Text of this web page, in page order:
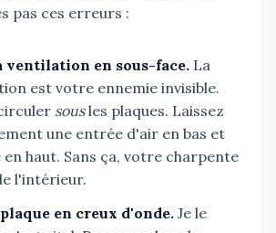
pas ces erreurs :
ventilation en sous-face. La
est votre ennemie invisible.
sousles plaques. Laissez
une entrée d'air en bas et
haut. Sans ça, votre charpente
l'intérieur.
en creux d'onde. Je le